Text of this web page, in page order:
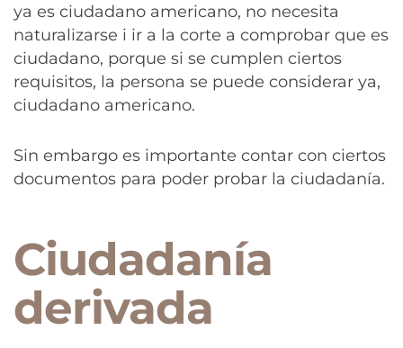
ya es ciudadano americano, no necesita
naturalizarse i ir a la corte a comprobar que es
ciudadano, porque si se cumplen ciertos
requisitos, la persona se puede considerar ya,
ciudadano americano.
Sin embargo es importante contar con ciertos
documentos para poder probar la ciudadanía.
Ciudadanía
derivada